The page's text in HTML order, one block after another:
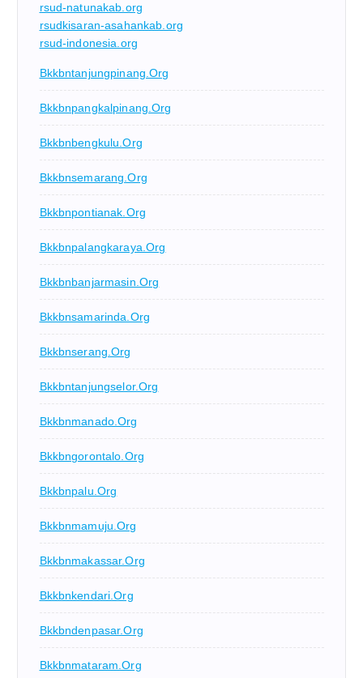
rsud-natunakab.org
rsudkisaran-asahankab.org
rsud-indonesia.org
Bkkbntanjungpinang.org
Bkkbnpangkalpinang.org
Bkkbnbengkulu.org
Bkkbnsemarang.org
Bkkbnpontianak.org
Bkkbnpalangkaraya.org
Bkkbnbanjarmasin.org
Bkkbnsamarinda.org
Bkkbnserang.org
Bkkbntanjungselor.org
Bkkbnmanado.org
Bkkbngorontalo.org
Bkkbnpalu.org
Bkkbnmamuju.org
Bkkbnmakassar.org
Bkkbnkendari.org
Bkkbndenpasar.org
Bkkbnmataram.org